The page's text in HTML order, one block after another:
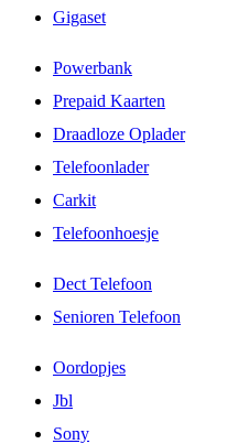
Gigaset
Powerbank
Prepaid Kaarten
Draadloze Oplader
Telefoonlader
Carkit
Telefoonhoesje
Dect Telefoon
Senioren Telefoon
Oordopjes
Jbl
Sony